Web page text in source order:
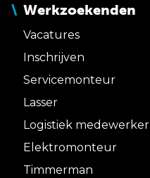
Werkzoekenden
Vacatures
Inschrijven
Servicemonteur
Lasser
Logistiek medewerker
Elektromonteur
Timmerman